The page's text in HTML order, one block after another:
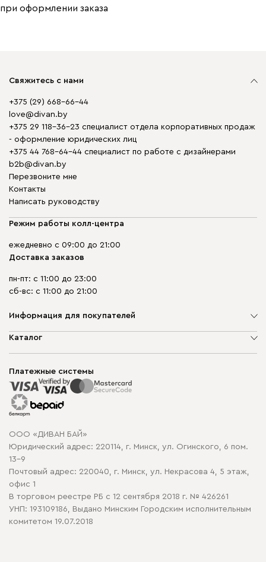
при оформлении заказа
Свяжитесь с нами
+375 (29) 668-66-44
love@divan.by
+375 29 118-36-23 специалист отдела корпоративных продаж
- оформление юридических лиц
+375 44 768-64-44 специалист по работе с дизайнерами
b2b@divan.by
Перезвоните мне
Контакты
Написать руководству
Режим работы колл-центра
ежедневно с 09:00 до 21:00
Доставка заказов
пн-пт: с 11:00 до 23:00
сб-вс: с 11:00 до 21:00
Информация для покупателей
О компании
Способы оплаты
Рассрочка и кредит
Гарантия
Карта сайта
Политика конфиденциальности
Политика в отношении обработки cookie
Каталог
Корпусная мебель
Распродажа мебели
Платежные системы
ООО «ДИВАН БАЙ»
Юридический адрес: 220114, г. Минск, ул. Огинского, 6 пом.
13-9
Почтовый адрес: 220040, г. Минск, ул. Некрасова 4, 5 этаж,
офис 1
В торговом реестре РБ с 12 сентября 2018 г. № 426261
УНП: 193109186, Выдано Минским Городским исполнительным
комитетом 19.07.2018